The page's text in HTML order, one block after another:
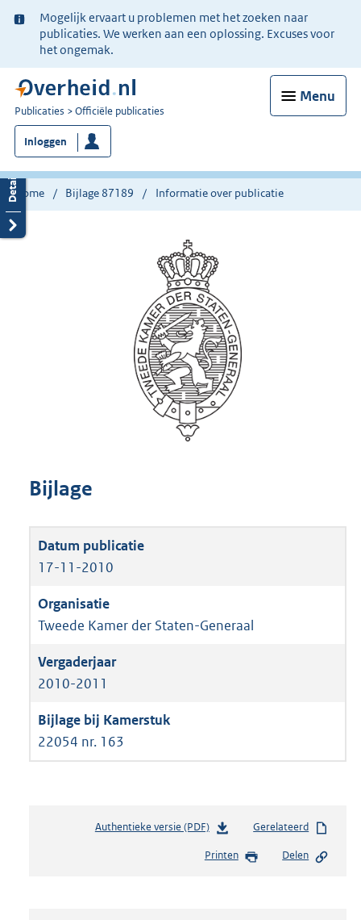
Ter
informatie:
Mogelijk ervaart u problemen met het zoeken naar
publicaties. We werken aan een oplossing. Excuses voor
het ongemak.
Menu
U
bent
nu
hier:
Publicaties Officiële publicaties
Inloggen
Home Bijlage 87189 Informatie over publicatie
Bijlage
17-11-2010
Tweede Kamer der Staten-Generaal
2010-2011
22054 nr. 163
Authentieke versie (PDF)b
s
Gerelateerd
Printen Delen